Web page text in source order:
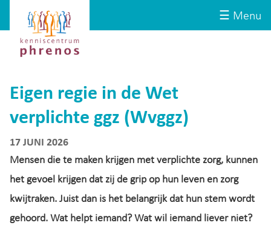
☰ Menu
Kenniscentrum
Phrenos
website
Eigen regie in de Wet
verplichte ggz (Wvggz)
17 JUNI 2026
Mensen die te maken krijgen met verplichte zorg, kunnen
het gevoel krijgen dat zij de grip op hun leven en zorg
kwijtraken. Juist dan is het belangrijk dat hun stem wordt
gehoord. Wat helpt iemand? Wat wil iemand liever niet?